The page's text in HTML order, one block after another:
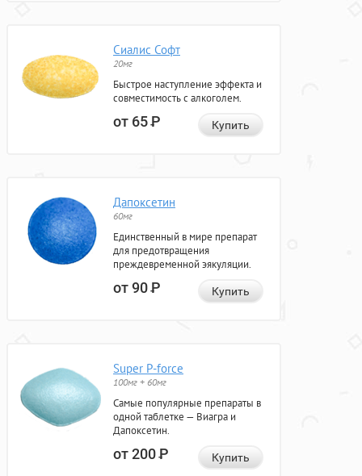
Сиалис Софт
20мг
Быстрое наступление эффекта и
совместимость с алкоголем.
от 65Р Купить
Дапоксетин
60мг
Единственный в мире препарат
для предотвращения
преждевременной эякуляции.
от 90Р Купить
Super P-force
100мг + 60мг
Самые популярные препараты в
одной таблетке — Виагра и
Дапоксетин.
от 200Р Купить